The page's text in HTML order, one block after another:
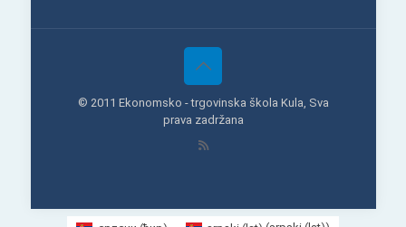
© 2011 Ekonomsko - trgovinska škola Kula, Sva
prava zadržana